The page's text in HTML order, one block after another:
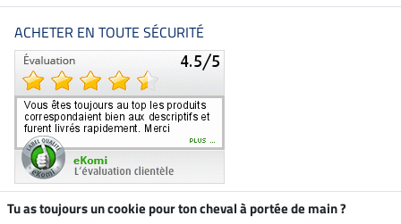
ACHETER EN TOUTE SÉCURITÉ
Tu as toujours un cookie pour ton cheval à portée de main ?